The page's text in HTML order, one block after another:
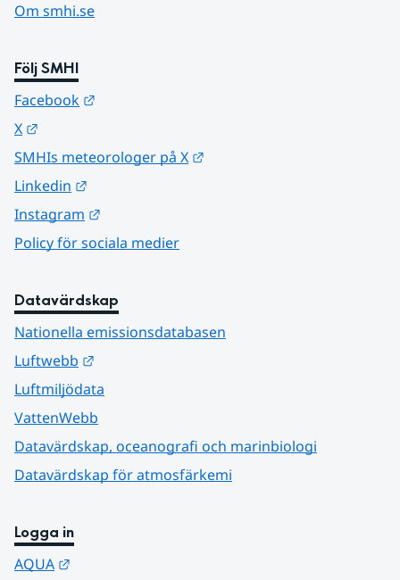
Om smhi.se
Följ SMHI
Facebook
X
SMHIs meteorologer på X
Linkedin
Instagram
Policy för sociala medier
Datavärdskap
Nationella emissionsdatabasen
Luftwebb
Luftmiljödata
VattenWebb
Datavärdskap, oceanografi och marinbiologi
Datavärdskap för atmosfärkemi
Logga in
AQUA